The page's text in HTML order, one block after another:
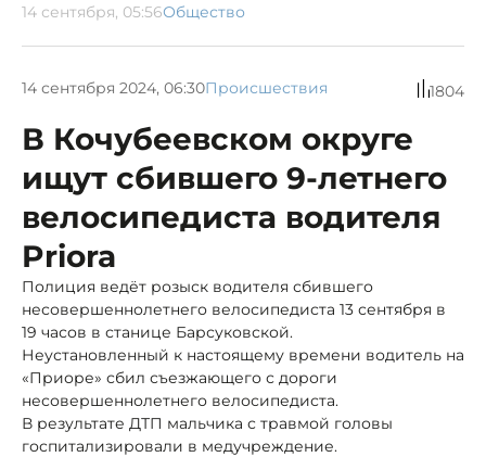
14 сентября, 05:56Общество
14 сентября 2024, 06:30Происшествия 1804
В Кочубеевском округе
ищут сбившего 9-летнего
велосипедиста водителя
Priora
Полиция ведёт розыск водителя сбившего
несовершеннолетнего велосипедиста 13 сентября в
19 часов в станице Барсуковской.
Неустановленный к настоящему времени водитель на
«Приоре» сбил съезжающего с дороги
несовершеннолетнего велосипедиста.
В результате ДТП мальчика с травмой головы
госпитализировали в медучреждение.